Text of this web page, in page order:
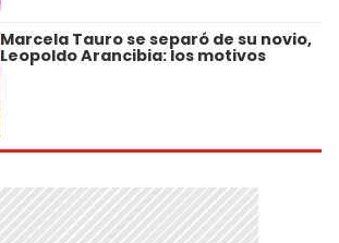
Marcela Tauro se separó de su novio,
Leopoldo Arancibia: los motivos